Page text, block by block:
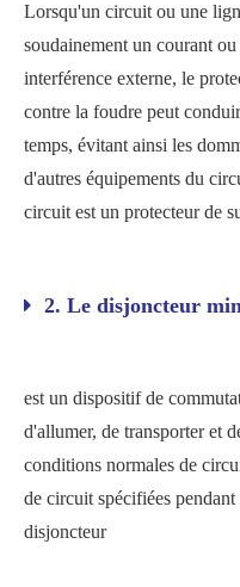
Lorsqu'un circuit ou une
soudainement un courant
interférence externe, le
contre la foudre peut
temps, évitant ainsi les
d'autres équipements du
circuit est un protecteur de
2. Le disjoncteur
est un dispositif de
d'allumer, de transporter et
conditions normales de
de circuit spécifiées
disjoncteur